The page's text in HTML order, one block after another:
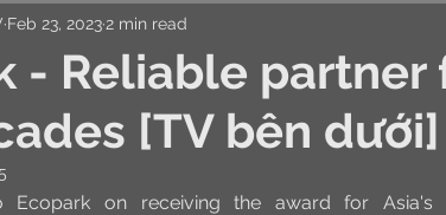
- Reliable partner
[TV bên dưới]
Feb 23, 2023 2 min read
Ecopark on receiving the award for Asia's